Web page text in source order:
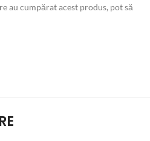
au cumpărat acest produs, pot să